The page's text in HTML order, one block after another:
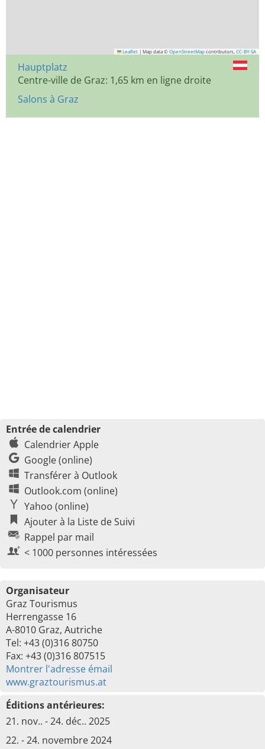
Leaflet | Map data © OpenStreetMap contributors, CC-BY-SA
Hauptplatz
Centre-ville de Graz: 1,65 km en ligne droite
Salons à Graz
Entrée de calendrier
Calendrier Apple
Google (online)
Transférer à Outlook
Outlook.com (online)
Yahoo (online)
Ajouter à la Liste de Suivi
Rappel par mail
< 1000 personnes intéressées
Organisateur
Graz Tourismus
Herrengasse 16
A-8010 Graz, Autriche
Tel: +43 (0)316 80750
Fax: +43 (0)316 807515
Montrer l'adresse émail
www.graztourismus.at
Éditions antérieures:
21. nov.. - 24. déc.. 2025
22. - 24. novembre 2024